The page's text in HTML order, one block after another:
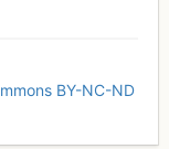
BY-NC-ND